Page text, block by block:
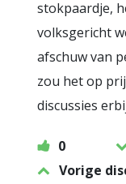
stokpaardje,
volksgericht
afschuw van
zou het op
discussies
0
Vorige